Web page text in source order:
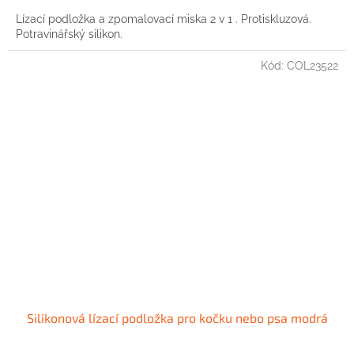
Lízací podložka a zpomalovací miska 2 v 1 . Protiskluzová.
Potravinářský silikon.
Silikonová lízací podložka pro kočku nebo psa modrá
Kód: COL23522